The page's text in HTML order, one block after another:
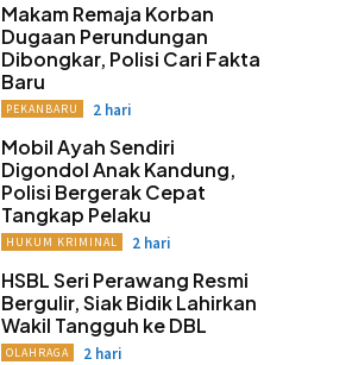
Makam Remaja Korban
Dugaan Perundungan
Dibongkar, Polisi Cari Fakta
Baru
PEKANBARU 2 hari
Mobil Ayah Sendiri
Digondol Anak Kandung,
Polisi Bergerak Cepat
Tangkap Pelaku
HUKUM KRIMINAL 2 hari
HSBL Seri Perawang Resmi
Bergulir, Siak Bidik Lahirkan
Wakil Tangguh ke DBL
OLAHRAGA 2 hari